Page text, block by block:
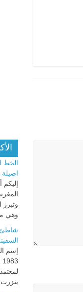
الخط
اصيلة
وتبرز
وهي
شاطئ
إسم
بنزرت